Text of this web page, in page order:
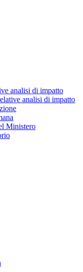
analisi di impatto
analisi di impatto
Ministero